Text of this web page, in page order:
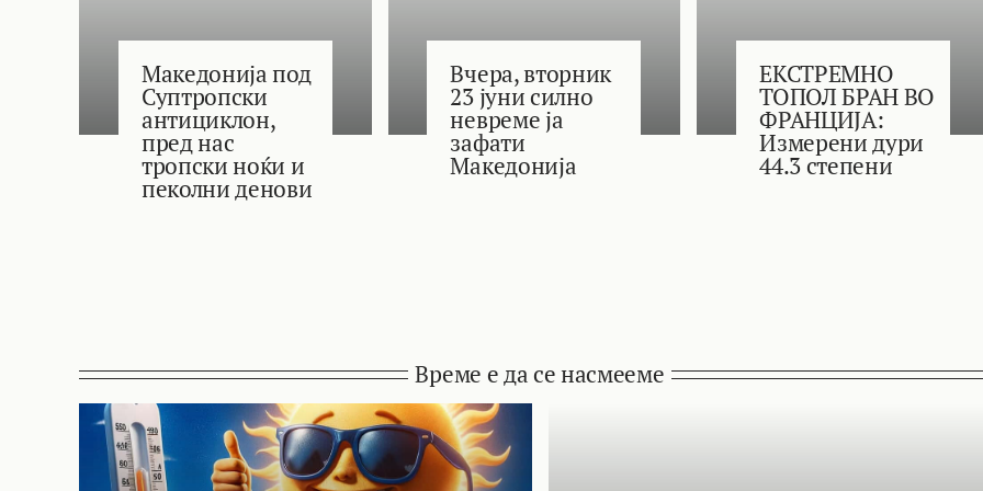
Македонија под
Суптропски
антициклон,
пред нас
тропски ноќи и
пеколни денови
Вчера, вторник
23 јуни силно
невреме ја
зафати
Македонија
ЕКСТРЕМНО
ТОПОЛ БРАН ВО
ФРАНЦИЈА:
Измерени дури
44.3 степени
Време е да се насмееме